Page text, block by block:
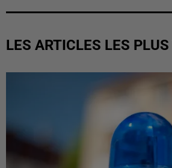
LES ARTICLES LES